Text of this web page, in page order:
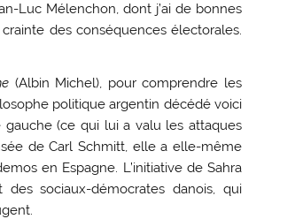
Luc Mélenchon, dont j’ai de bonnes
des conséquences électorales.
(Albin Michel), pour comprendre les
politique argentin décédé voici
(ce qui lui a valu les attaques
de Carl Schmitt, elle a elle-même
en Espagne. L’initiative de Sahra
sociaux-démocrates danois, qui